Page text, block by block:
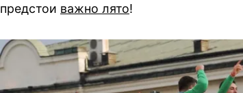
предстои важно лято!